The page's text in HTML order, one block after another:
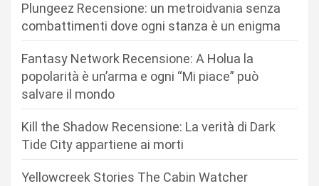
Plungeez Recensione: un metroidvania senza
combattimenti dove ogni stanza è un enigma
Fantasy Network Recensione: A Holua la
popolarità è un’arma e ogni “Mi piace” può
salvare il mondo
Kill the Shadow Recensione: La verità di Dark
Tide City appartiene ai morti
Yellowcreek Stories The Cabin Watcher